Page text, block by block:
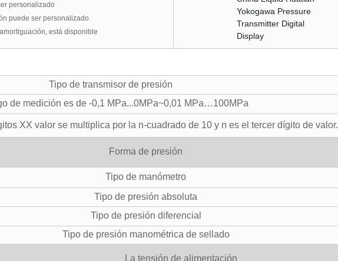
personalizado
puede ser personalizado
está disponible
Tipo de transmisor de presión
de medición es de -0,1 MPa...0MPa~0,01 MPa…100MPa
XX valor se multiplica por la n-cuadrado de 10 y n es el tercer dígito de valor.
Forma de presión
Tipo de manómetro
Tipo de presión absoluta
Tipo de presión diferencial
Tipo de presión manométrica de sellado
La tensión de alimentación